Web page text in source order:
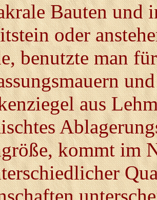
Bauten und
oder
benutzte man
aus
kommt im